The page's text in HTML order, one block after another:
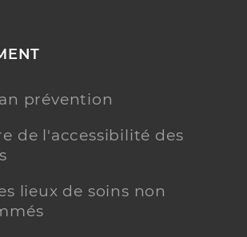
prévention
de l'accessibilité des
lieux de soins non